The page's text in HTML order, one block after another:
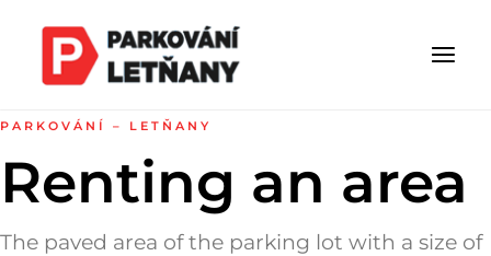
PARKOVÁNÍ – LETŇANY
Renting an area
The paved area of the parking lot with a size of